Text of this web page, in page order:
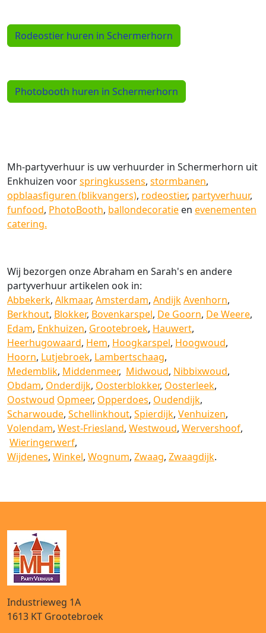
Rodeostier huren in Schermerhorn
Photobooth huren in Schermerhorn
Mh-partyverhuur is uw verhuurder in Schermerhorn uit
Enkhuizen voorspringkussens, stormbanen,
opblaasfiguren (blikvangers), rodeostier, partyverhuur,
funfood, PhotoBooth, ballondecoratie en evenementen
catering.
Wij bezorgen onze Abraham en Sarah's en andere
partyverhuur artikelen ook in:
Abbekerk, Alkmaar, Amsterdam, AndijkAvenhorn,
Berkhout, Blokker, Bovenkarspel, De Goorn, De Weere,
Edam, Enkhuizen, Grootebroek, Hauwert,
Heerhugowaard, Hem, Hoogkarspel, Hoogwoud,
Hoorn, Lutjebroek, Lambertschaag,
Medemblik, Middenmeer, Midwoud, Nibbixwoud,
Obdam, Onderdijk, Oosterblokker, Oosterleek,
Oostwoud Opmeer, Opperdoes, Oudendijk,
Scharwoude, Schellinkhout, Spierdijk, Venhuizen,
Volendam, West-Friesland, Westwoud, Wervershoof,
Wieringerwerf,
Wijdenes, Winkel, Wognum, Zwaag, Zwaagdijk.
Industrieweg 1A
1613 KT Grootebroek